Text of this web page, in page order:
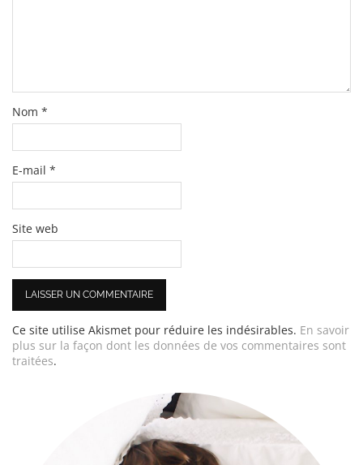
Nom *
E-mail *
Site web
Ce site utilise Akismet pour réduire les indésirables. En savoir
plus sur la façon dont les données de vos commentaires sont
traitées.